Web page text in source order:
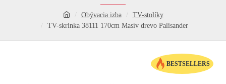
Obývacia izba
TV-stolíky
TV-skrinka 38111 170cm Masív drevo Palisander
BESTSELLERS